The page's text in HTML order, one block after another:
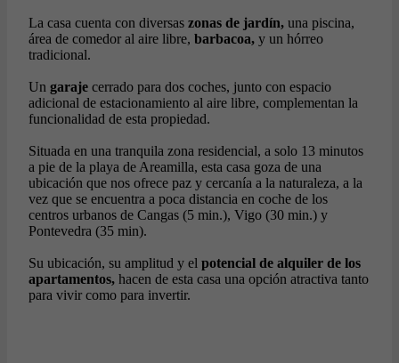
La casa cuenta con diversas zonas de jardín, una piscina,
área de comedor al aire libre, barbacoa, y un hórreo
tradicional.
Un garaje cerrado para dos coches, junto con espacio
adicional de estacionamiento al aire libre, complementan la
funcionalidad de esta propiedad.
Situada en una tranquila zona residencial, a solo 13 minutos
a pie de la playa de Areamilla, esta casa goza de una
ubicación que nos ofrece paz y cercanía a la naturaleza, a la
vez que se encuentra a poca distancia en coche de los
centros urbanos de Cangas (5 min.), Vigo (30 min.) y
Pontevedra (35 min).
Su ubicación, su amplitud y el potencial de alquiler de los
apartamentos, hacen de esta casa una opción atractiva tanto
para vivir como para invertir.